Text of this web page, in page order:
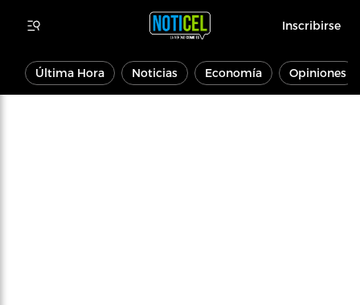
Inscribirse
Última Hora Noticias Economía Opiniones